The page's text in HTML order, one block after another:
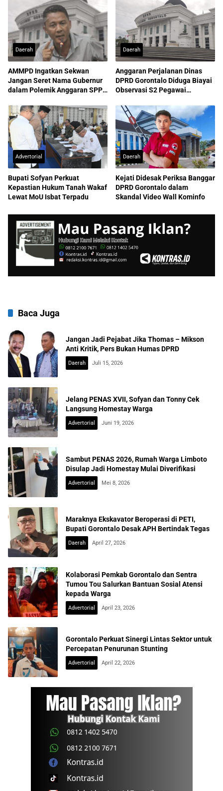
Daerah
AMMPD Ingatkan Sekwan
Jangan Seret Nama Gubernur
dalam Polemik Anggaran SPPD
Daerah
Anggaran Perjalanan Dinas
DPRD Gorontalo Diduga Biayai
Observasi S2 Pegawai
Advertorial
Bupati Sofyan Perkuat
Kepastian Hukum Tanah Wakaf
Lewat MoU Isbat Terpadu
Daerah
Kejati Didesak Periksa Banggar
DPRD Gorontalo dalam
Skandal Video Wall Kominfo
Baca Juga
Jangan Jadi Pejabat Jika Thomas – Mikson
Anti Kritik, Pers Bukan Humas DPRD
Daerah Juli 15, 2026
Jelang PENAS XVII, Sofyan dan Tonny Cek
Langsung Homestay Warga
Advertorial Juni 19, 2026
Sambut PENAS 2026, Rumah Warga Limboto
Disulap Jadi Homestay Mulai Diverifikasi
Advertorial Mei 8, 2026
Maraknya Ekskavator Beroperasi di PETI,
Bupati Gorontalo Desak APH Bertindak Tegas
Daerah April 27, 2026
Kolaborasi Pemkab Gorontalo dan Sentra
Tumou Tou Salurkan Bantuan Sosial Atensi
kepada Warga
Advertorial April 23, 2026
Gorontalo Perkuat Sinergi Lintas Sektor untuk
Percepatan Penurunan Stunting
Advertorial April 22, 2026